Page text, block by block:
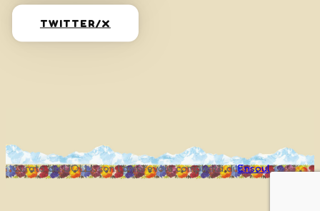
TWITTER/X
Curato da UOLLI, con l’amorevole complicità diEnsoul